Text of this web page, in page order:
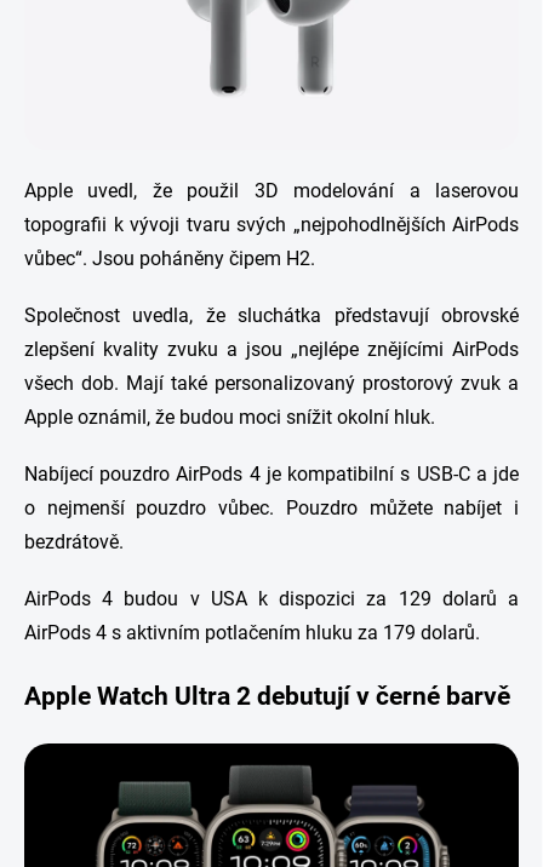
Apple uvedl, že použil 3D modelování a laserovou
topografii k vývoji tvaru svých „nejpohodlnějších AirPods
vůbec“. Jsou poháněny čipem H2.
Společnost uvedla, že sluchátka představují obrovské
zlepšení kvality zvuku a jsou „nejlépe znějícími AirPods
všech dob. Mají také personalizovaný prostorový zvuk a
Apple oznámil, že budou moci snížit okolní hluk.
Nabíjecí pouzdro AirPods 4 je kompatibilní s USB-C a jde
o nejmenší pouzdro vůbec. Pouzdro můžete nabíjet i
bezdrátově.
AirPods 4 budou v USA k dispozici za 129 dolarů a
AirPods 4 s aktivním potlačením hluku za 179 dolarů.
Apple Watch Ultra 2 debutují v černé barvě